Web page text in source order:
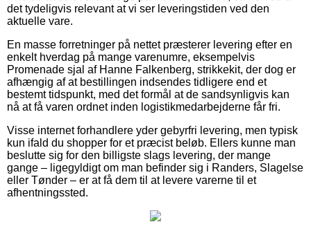
det tydeligvis relevant at vi ser leveringstiden ved den
aktuelle vare.
En masse forretninger på nettet præsterer levering efter en
enkelt hverdag på mange varenumre, eksempelvis
Promenade sjal af Hanne Falkenberg, strikkekit, der dog er
afhængig af at bestillingen indsendes tidligere end et
bestemt tidspunkt, med det formål at de sandsynligvis kan
nå at få varen ordnet inden logistikmedarbejderne får fri.
Visse internet forhandlere yder gebyrfri levering, men typisk
kun ifald du shopper for et præcist beløb. Ellers kunne man
beslutte sig for den billigste slags levering, der mange
gange – ligegyldigt om man befinder sig i Randers, Slagelse
eller Tønder – er at få dem til at levere varerne til et
afhentningssted.